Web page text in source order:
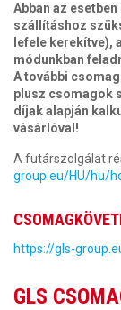
Abban az
szállításhoz
lefele kerekítve),
módunkban
A további
plusz csomagok
díjak alapján
vásárlóval!
A futárszolgálat
group.eu/HU/hu/
https://gls-
GLS